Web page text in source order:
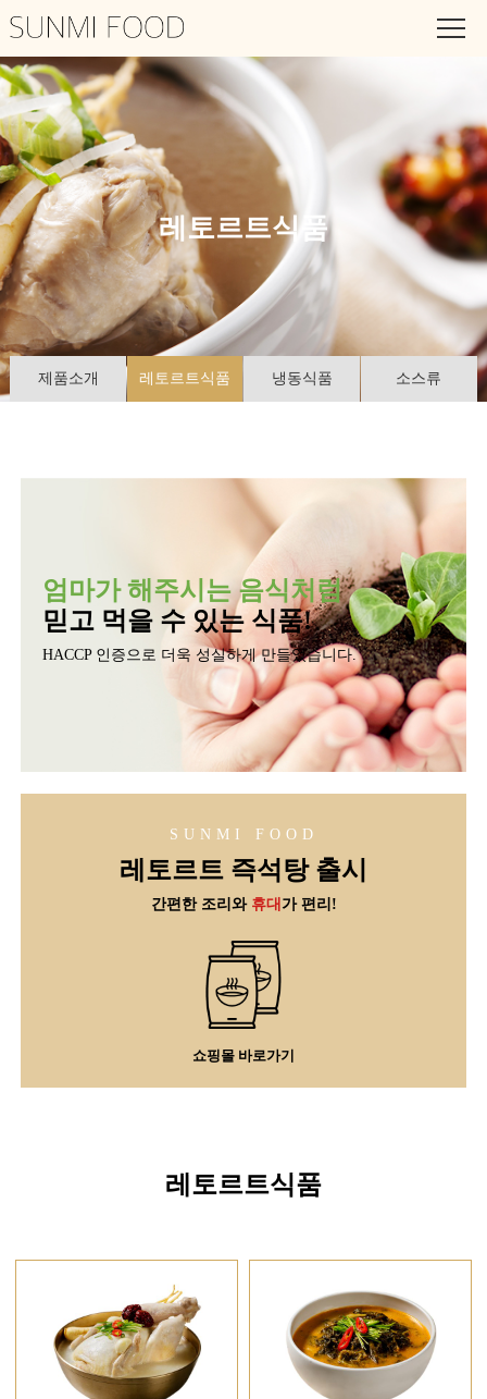
레토르트식품
제품소개 레토르트식품 냉동식품 소스류
엄마가 해주시는 음식처럼
믿고 먹을 수 있는 식품!
HACCP 인증으로 더욱 성실하게 만들었습니다.
SUNMI FOOD
레토르트 즉석탕 출시
간편한 조리 와 휴대 가 편리!
쇼핑몰 바로가기
레토르트식품